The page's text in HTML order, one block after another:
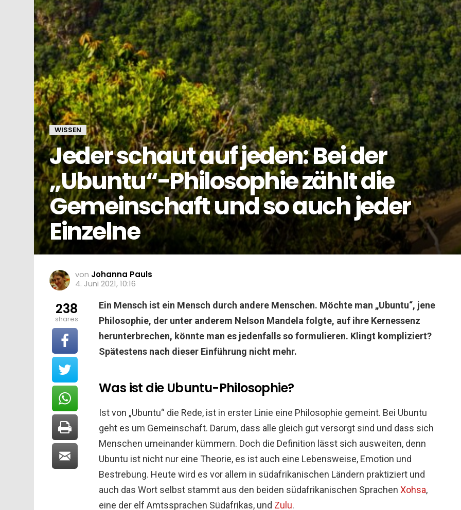
WISSEN
Jeder schaut auf jeden: Bei der
„Ubuntu“-Philosophie zählt die
Gemeinschaft und so auch jeder
Einzelne
von Johanna Pauls
4. Juni 2021, 10:16
Ein Mensch ist ein Mensch durch andere Menschen. Möchte man „Ubuntu“, jene
Philosophie, der unter anderem Nelson Mandela folgte, auf ihre Kernessenz
herunterbrechen, könnte man es jedenfalls so formulieren. Klingt kompliziert?
Spätestens nach dieser Einführung nicht mehr.
Was ist die Ubuntu-Philosophie?
Ist von „Ubuntu“ die Rede, ist in erster Linie eine Philosophie gemeint. Bei Ubuntu
geht es um Gemeinschaft. Darum, dass alle gleich gut versorgt sind und dass sich
Menschen umeinander kümmern. Doch die Definition lässt sich ausweiten, denn
Ubuntu ist nicht nur eine Theorie, es ist auch eine Lebensweise, Emotion und
Bestrebung. Heute wird es vor allem in südafrikanischen Ländern praktiziert und
auch das Wort selbst stammt aus den beiden südafrikanischen Sprachen Xohsa,
eine der elf Amtssprachen Südafrikas, und Zulu.
238
shares